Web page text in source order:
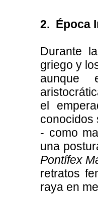
2. Época
Durante la
griego y
aunque
el
- como
una
Pontífex
retratos
raya en